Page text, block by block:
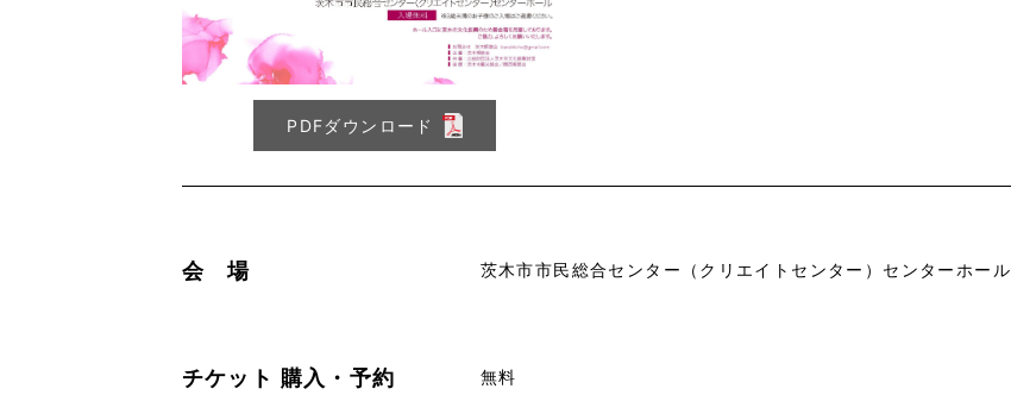
PDFダウンロード
会 場 茨木市市民総合センター（クリエイトセンター）センターホール
チケット 購入・予約 無料